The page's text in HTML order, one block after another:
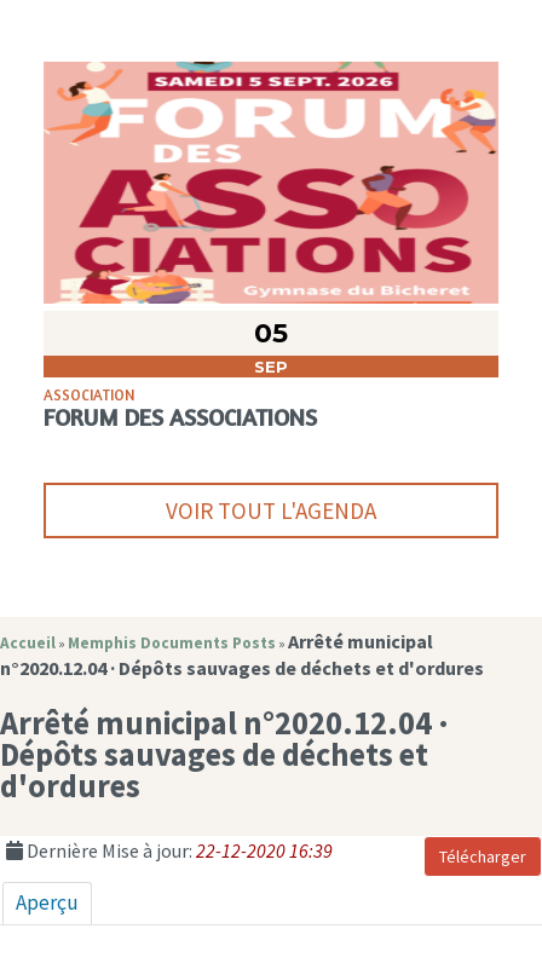
05
SEP
ASSOCIATION
FORUM DES ASSOCIATIONS
VOIR TOUT L'AGENDA
Accueil » Memphis Documents Posts » Arrêté municipal
n°2020.12.04 · Dépôts sauvages de déchets et d'ordures
Arrêté municipal n°2020.12.04 ·
Dépôts sauvages de déchets et
d'ordures
Télécharger
Dernière Mise à jour: 22-12-2020 16:39
Aperçu